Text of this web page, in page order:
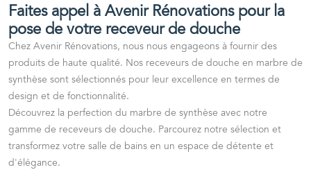
Faites appel à Avenir Rénovations pour la
pose de votre receveur de douche
Chez Avenir Rénovations, nous nous engageons à fournir des
produits de haute qualité. Nos receveurs de douche en marbre de
synthèse sont sélectionnés pour leur excellence en termes de
design et de fonctionnalité.
Découvrez la perfection du marbre de synthèse avec notre
gamme de receveurs de douche. Parcourez notre sélection et
transformez votre salle de bains en un espace de détente et
d'élégance.